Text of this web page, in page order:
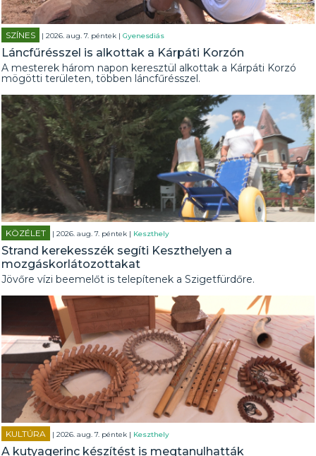
SZÍNES | 2026. aug. 7. péntek |Gyenesdiás
Láncfűrésszel is alkottak a Kárpáti Korzón
A mesterek három napon keresztül alkottak a Kárpáti Korzó
mögötti területen, többen láncfűrésszel.
KÖZÉLET | 2026. aug. 7. péntek | Keszthely
Strand kerekesszék segíti Keszthelyen a
mozgáskorlátozottakat
Jövőre vízi beemelőt is telepítenek a Szigetfürdőre.
KULTÚRA | 2026. aug. 7. péntek | Keszthely
A kutyagerinc készítést is megtanulhatták